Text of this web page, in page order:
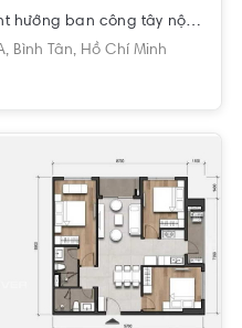
Căn hộ Moonlight Centre Point hướng ban công tây nội thất cơ bản diện tích 52.69m².
Bình Tân, Hồ Chí Minh